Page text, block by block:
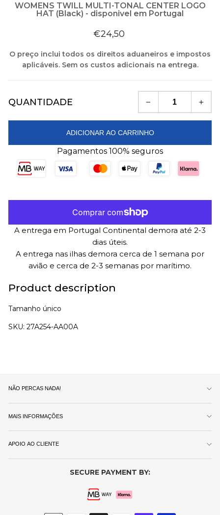
WOMENS TWILL MULTI-TONAL CENTER LOGO
HAT (Black) - disponivel em Portugal
Preço
€24,50
O preço inclui todos os direitos aduaneiros e impostos
aplicáveis. Sem os custos adicionais na entrega.
QUANTIDADE
ADICIONAR AO CARRINHO
Pagamentos 100% seguros
A entrega em Portugal Continental demora até 2-3
dias úteis.
A entrega nas ilhas demora cerca de 1 semana por
avião e cerca de 2-3 semanas por marítimo.
Product description
Tamanho único
SKU: 27A254-AA00A
NÃO PERCAS NADA!
MAIS INFORMAÇÕES
APOIO AO CLIENTE
SECURE PAYMENT BY: